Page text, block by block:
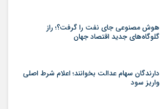
هوش مصنوعی جای نفت را گرفت؟؛ راز
گلوگاه‌های جدید اقتصاد جهان
دارندگان سهام عدالت بخوانند؛ اعلام شرط اصلی
واریز سود